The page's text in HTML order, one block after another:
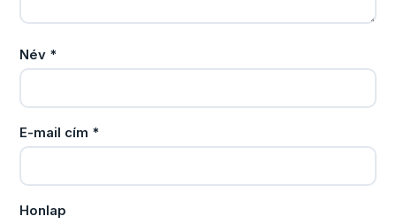
Név *
E-mail cím *
Honlap